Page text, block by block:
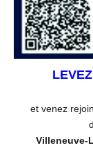
et venez
Villeneuve-